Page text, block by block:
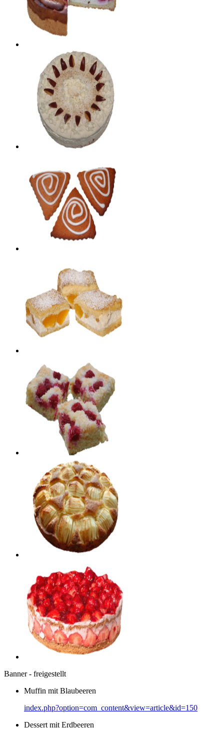
Banner - freigestellt
Muffin mit Blaubeeren
index.php?option=com_content&view=article&id=150
Dessert mit Erdbeeren